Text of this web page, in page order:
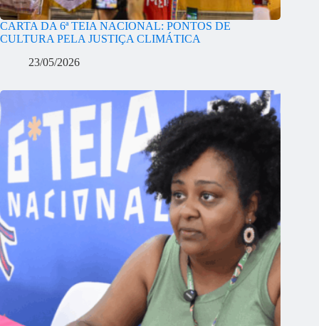
CARTA DA 6ª TEIA NACIONAL: PONTOS DE
CULTURA PELA JUSTIÇA CLIMÁTICA
23/05/2026